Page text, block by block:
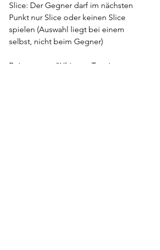
Slice: Der Gegner darf im nächsten
Punkt nur Slice oder keinen Slice
spielen (Auswahl liegt bei einem
selbst, nicht beim Gegner)
Bei unserem "Ultimate Tennis